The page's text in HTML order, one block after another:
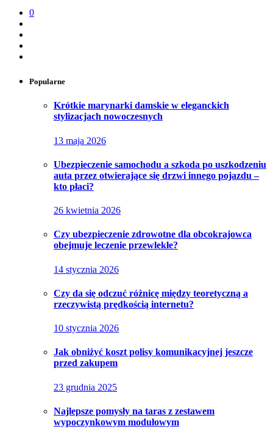
0
Popularne
Krótkie marynarki damskie w eleganckich
stylizacjach nowoczesnych
13 maja 2026
Ubezpieczenie samochodu a szkoda po uszkodzeniu
auta przez otwierające się drzwi innego pojazdu –
kto płaci?
26 kwietnia 2026
Czy ubezpieczenie zdrowotne dla obcokrajowca
obejmuje leczenie przewlekłe?
14 stycznia 2026
Czy da się odczuć różnicę między teoretyczną a
rzeczywistą prędkością internetu?
10 stycznia 2026
Jak obniżyć koszt polisy komunikacyjnej jeszcze
przed zakupem
23 grudnia 2025
Najlepsze pomysły na taras z zestawem
wypoczynkowym modułowym